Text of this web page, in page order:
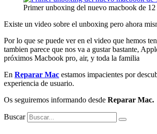
Primer unboxing del nuevo macbook de 12
Existe un video sobre el unboxing pero ahora
Por lo que se puede ver en el video que hemos
tambien parece que nos va a gustar bastante,
próximos Macbook pro, air, y toda la familia
En Reparar Mac estamos impacientes por
experiencia de usuario.
Os seguiremos informando desde Reparar Mac.
Buscar